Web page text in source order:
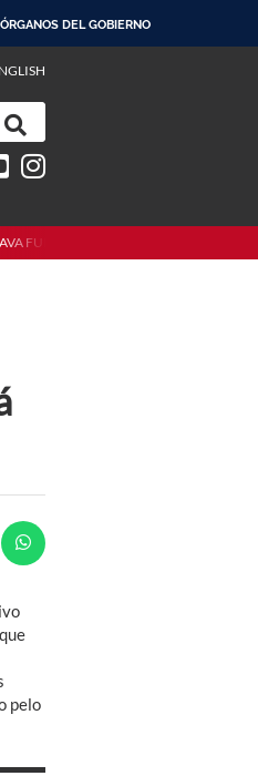
ÓRGANOS DEL GOBIERNO
AVA FURG
pelo